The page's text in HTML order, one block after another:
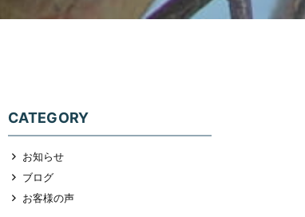
CATEGORY
お知らせ
ブログ
お客様の声